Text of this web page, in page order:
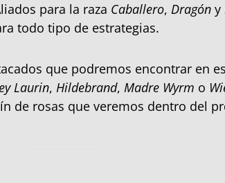
para la raza Caballero, Dragón y
todo tipo de estrategias.
que podremos encontrar en
Laurin, Hildebrand, Madre Wyrm o
de rosas que veremos dentro del